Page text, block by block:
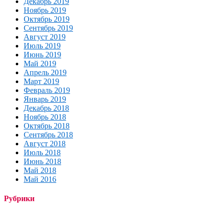
Ноябрь 2019
Октябрь 2019
Сентябрь 2019
Август 2019
Июль 2019
Июнь 2019
Май 2019
Апрель 2019
Март 2019
Февраль 2019
Январь 2019
Декабрь 2018
Ноябрь 2018
Октябрь 2018
Сентябрь 2018
Август 2018
Июль 2018
Июнь 2018
Май 2018
Май 2016
Рубрики